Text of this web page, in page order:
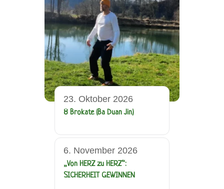
23. Oktober 2026
8 Brokate (Ba Duan Jin)
6. November 2026
„Von HERZ zu HERZ“:
SICHERHEIT GEWINNEN